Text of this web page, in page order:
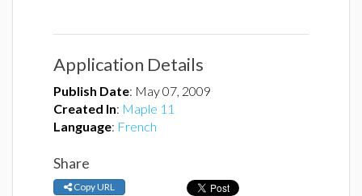
Application Details
Publish Date: May 07, 2009
Created In: Maple 11
Language: French
Share
Copy URL